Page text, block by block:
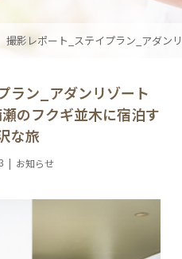
撮影レポート_ステイプラン_アダン
ラン_アダンリゾート
のフクギ並木に宿泊す
な旅
お知らせ